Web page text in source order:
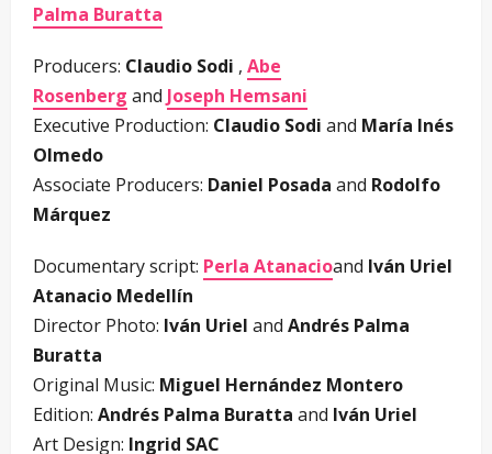
Palma Buratta
Producers: Claudio Sodi , Abe
Rosenberg and Joseph Hemsani
Executive Production: Claudio Sodi and María Inés
Olmedo
Associate Producers: Daniel Posada and Rodolfo
Márquez
Documentary script: Perla Atanacioand Iván Uriel
Atanacio Medellín
Director Photo: Iván Uriel and Andrés Palma
Buratta
Original Music: Miguel Hernández Montero
Edition: Andrés Palma Buratta and Iván Uriel
Art Design: Ingrid SAC